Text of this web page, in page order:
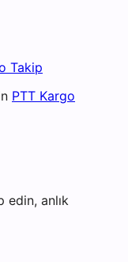
Takip
PTT Kargo
edin, anlık